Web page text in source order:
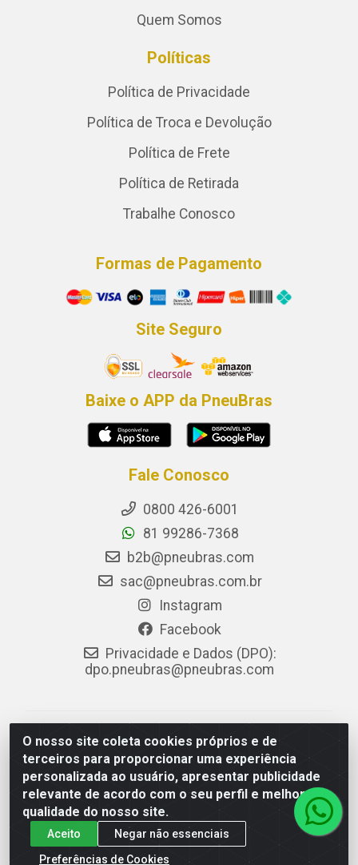
O nosso site coleta cookies próprios e de
terceiros para proporcionar uma experiência
personalizada ao usuário, apresentar publicidade
relevante de acordo com o seu perfil e melhorar a
qualidade do nosso site.
Aceito
Negar não essenciais
Preferências de Cookies
Quem Somos
Políticas
Política de Privacidade
Política de Troca e Devolução
Política de Frete
Política de Retirada
Trabalhe Conosco
Formas de Pagamento
Site Seguro
Baixe o APP da PneuBras
Fale Conosco
0800 426-6001
81 99286-7368
b2b@pneubras.com
sac@pneubras.com.br
Instagram
Facebook
Privacidade e Dados (DPO):
dpo.pneubras@pneubras.com
PneuBras - Rodovia BR-101, KM 82 - Prazeres,
Jaboatão dos Guararapes/PE - CEP 54.335-000 - CNPJ
08.678.386/0001-05 - Pneubras Comércio de Pneus
Ltda